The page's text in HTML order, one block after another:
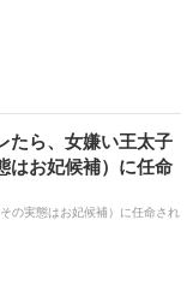
向けのためRシー
聖獣のみんなに愛
びきり甘々で美味
約者である。
――アデラが子を授
ヌに婚約解消を迫
を済ませてしまっ
薬草や茶葉の『研
自国へ戻ると言い
たら、女嫌い王太子
はお妃候補）に任命
の実態はお妃候補）に任命され